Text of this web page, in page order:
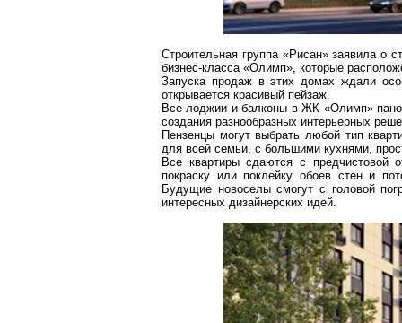
Строительная группа «Рисан»заявила о
бизнес-класса «Олимп», которые
Запуска продаж в этих домах ждали
открывается красивый пейзаж.
Все лоджии и балконы вЖК «Олимп»
создания разнообразных интерьерных
Пензенцы могут выбрать любой тип
для всей семьи, с большими кухнями,
Все квартиры сдаются с предчистовой
покраску илипоклейку обоев стен и
Будущие новоселы смогут с головой
интересных дизайнерских идей.